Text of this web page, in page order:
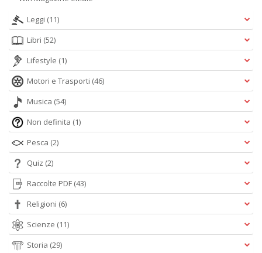
Leggi (11)
Libri (52)
Lifestyle (1)
Motori e Trasporti (46)
Musica (54)
Non definita (1)
Pesca (2)
Quiz (2)
Raccolte PDF (43)
Religioni (6)
Scienze (11)
Storia (29)